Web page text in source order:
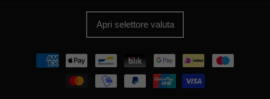
Apri selettore valuta
Metodi
pagamento